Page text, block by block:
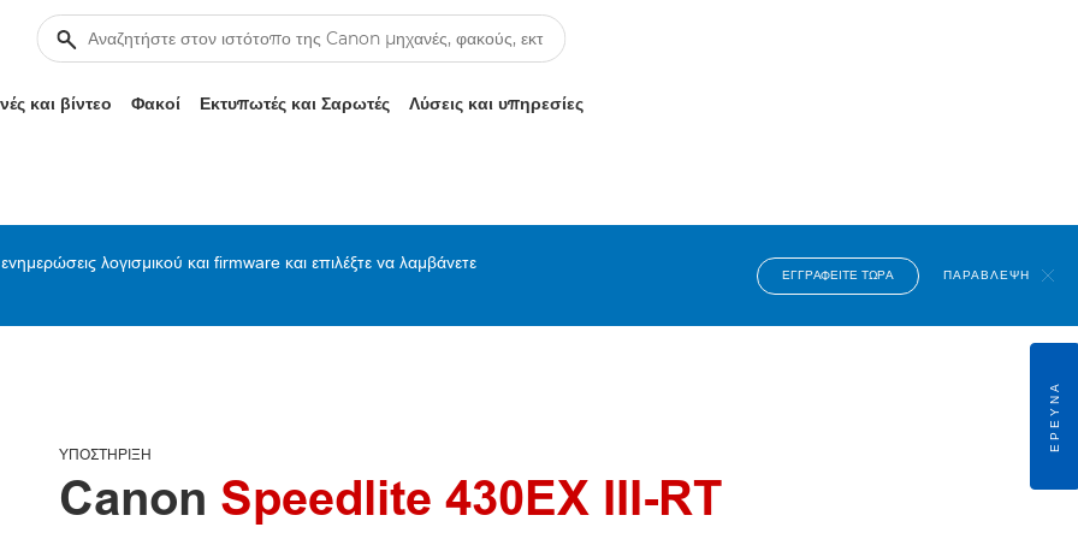
και βίντεο Φακοί Εκτυπωτές και Σαρωτές Λύσεις και υπηρεσίες
λογισμικού και firmware και επιλέξτε να λαμβάνετε
ΕΓΓΡΑΦΕΊΤΕ ΤΏΡΑ ΠΑΡΆΒΛΕΨΗ
ΥΠΟΣΤΉΡΙΞΗ
Canon Speedlite 430EX III-RT
ΈΡΕΥΝΑ